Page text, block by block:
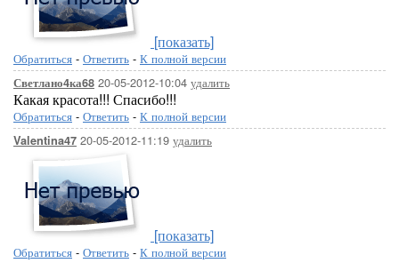
[показать]
Обратиться - Ответить - К полной версии
Светлано4ка68 20-05-2012-10:04 удалить
Какая красота!!! Спасибо!!!
Обратиться - Ответить - К полной версии
Valentina47 20-05-2012-11:19 удалить
[показать]
Обратиться - Ответить - К полной версии